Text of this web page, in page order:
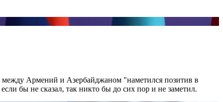
между Армений и Азербайджаном "наметился позитив в
бы не сказал, так никто бы до сих пор и не заметил.